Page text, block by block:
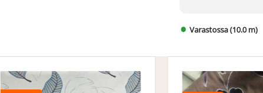
Varastossa (10.0 m)